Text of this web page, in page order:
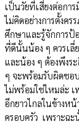
เป็นวัยที่เสี่ยงต่อก
ไม่คิดอย่างการตั้งคร
ศึกษาและรู้จักการป้
ที่ดีนั้นน้อง ๆ ควรเลี่
และน้อง ๆ ต้องพึงร
ๆ จะพร้อมรับผิดชอ
ไม่พร้อมใช่ไหมล่ะ เ
อีกยาวไกลในข้างห
ครอบครัว เพราะฉ